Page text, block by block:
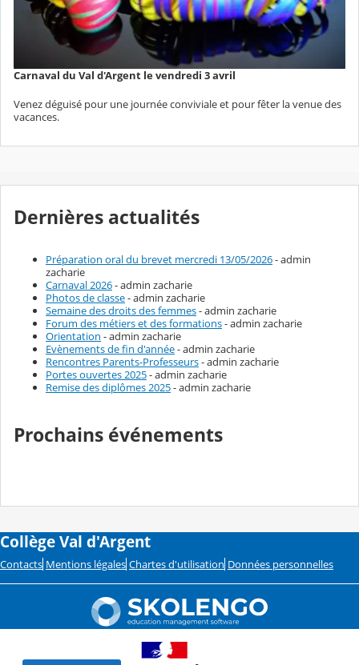
Carnaval du Val d'Argent le vendredi 3 avril
Venez déguisé pour une journée conviviale et pour fêter la venue des
vacances.
Dernières actualités
Préparation oral du brevet mercredi 13/05/2026- admin
zacharie
Carnaval 2026- admin zacharie
Photos de classe- admin zacharie
Semaine des droits des femmes- admin zacharie
Forum des métiers et des formations- admin zacharie
Orientation - admin zacharie
Evènements de fin d'année- admin zacharie
Rencontres Parents-Professeurs- admin zacharie
Portes ouvertes 2025- admin zacharie
Remise des diplômes 2025- admin zacharie
Prochains événements
Collège Val d'Argent
Contacts Mentions légales Chartes d'utilisation Données personnelles